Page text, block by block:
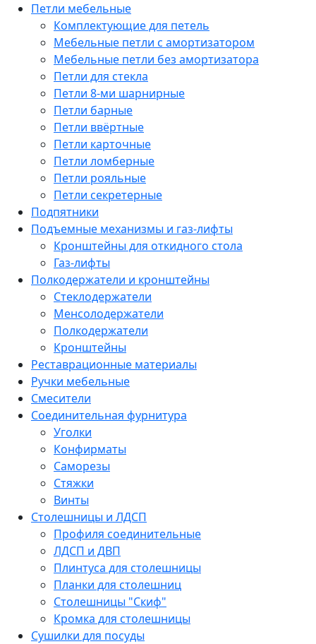
Петли мебельные
Комплектующие для петель
Мебельные петли с амортизатором
Мебельные петли без амортизатора
Петли для стекла
Петли 8-ми шарнирные
Петли барные
Петли ввёртные
Петли карточные
Петли ломберные
Петли рояльные
Петли секретерные
Подпятники
Подъемные механизмы и газ-лифты
Кронштейны для откидного стола
Газ-лифты
Полкодержатели и кронштейны
Стеклодержатели
Менсолодержатели
Полкодержатели
Кронштейны
Реставрационные материалы
Ручки мебельные
Смесители
Соединительная фурнитура
Уголки
Конфирматы
Саморезы
Стяжки
Винты
Столешницы и ЛДСП
Профиля соединительные
ЛДСП и ДВП
Плинтуса для столешницы
Планки для столешниц
Столешницы "Скиф"
Кромка для столешницы
Сушилки для посуды